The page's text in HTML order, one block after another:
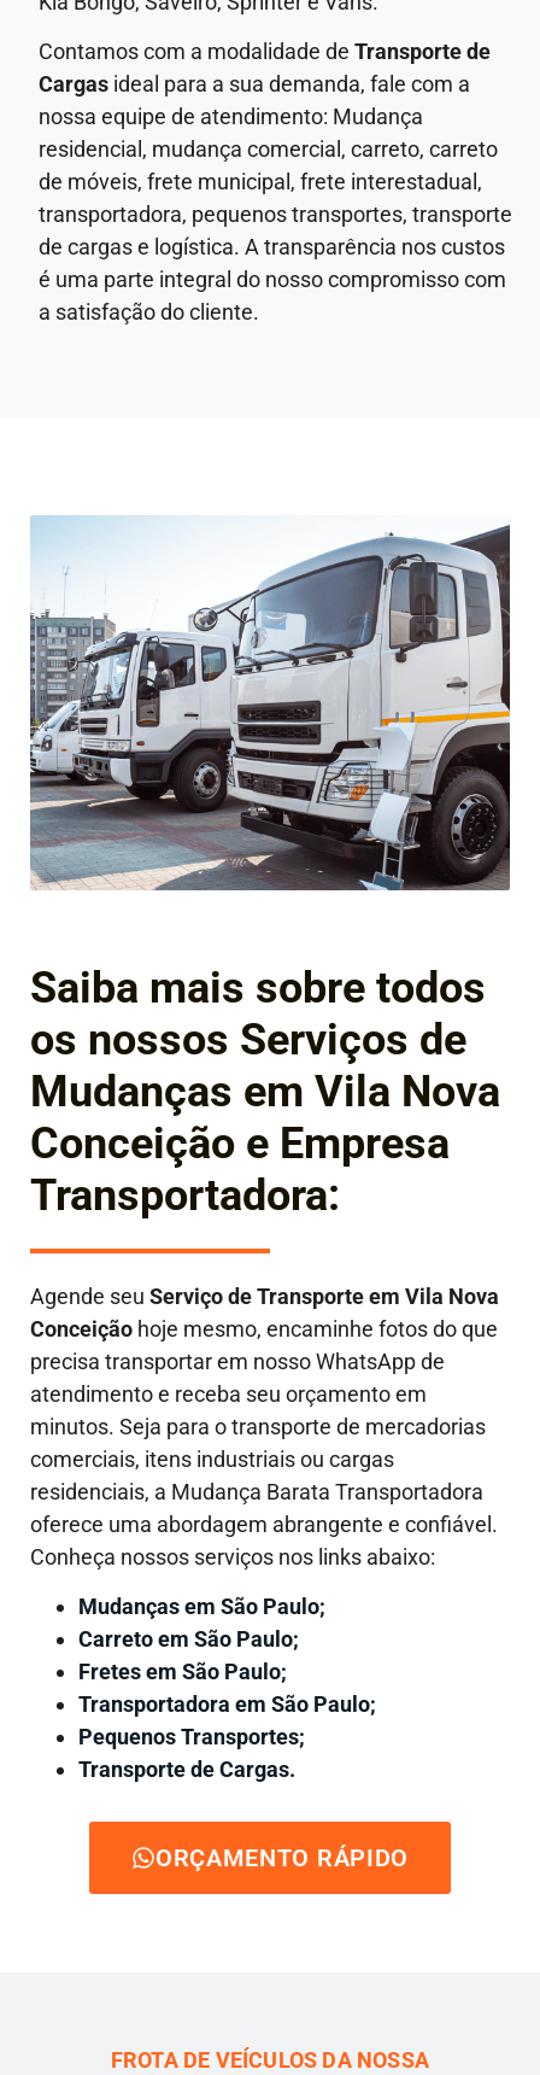
Contamos com a modalidade de Transporte de
Cargas ideal para a sua demanda, fale com a
nossa equipe de atendimento: Mudança
residencial, mudança comercial, carreto, carreto
de móveis, frete municipal, frete interestadual,
transportadora, pequenos transportes, transporte
de cargas e logística. A transparência nos custos
é uma parte integral do nosso compromisso com
a satisfação do cliente.
Saiba mais sobre todos
os nossos Serviços de
Mudanças em Vila Nova
Conceição e Empresa
Transportadora:
Agende seu Serviço de Transporte em Vila Nova
Conceição hoje mesmo, encaminhe fotos do que
precisa transportar em nosso WhatsApp de
atendimento e receba seu orçamento em
minutos. Seja para o transporte de mercadorias
comerciais, itens industriais ou cargas
residenciais, a Mudança Barata Transportadora
oferece uma abordagem abrangente e confiável.
Conheça nossos serviços nos links abaixo:
Mudanças em São Paulo;
Carreto em São Paulo;
Fretes em São Paulo;
Transportadora em São Paulo;
Pequenos Transportes;
Transporte de Cargas.
ORÇAMENTO RÁPIDO
FROTA DE VEÍCULOS DA NOSSA